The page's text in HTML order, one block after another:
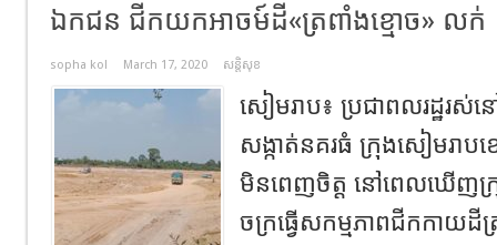
ឯកជន ជីក​យកអាចម៍ដី​«ត្រពាំង​ខ្មោច​» លក់​
sopha kol March 17, 2020 សន្តិសុខ
សៀមរាប​៖ ប្រជា​ពល​រដ្ឋ​រស់​
សង្កាត់​នគរធំ​ ក្រុង​សៀមរាប​ខ
មិន​ពេញចិត្ត​ នៅពេល​ឃើញ​
ចក្រ​ធ្វើសកម្មភាព​ជី​កកាយ​ដី​